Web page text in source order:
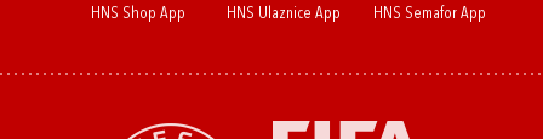
HNS Shop App HNS Ulaznice App HNS Semafor App